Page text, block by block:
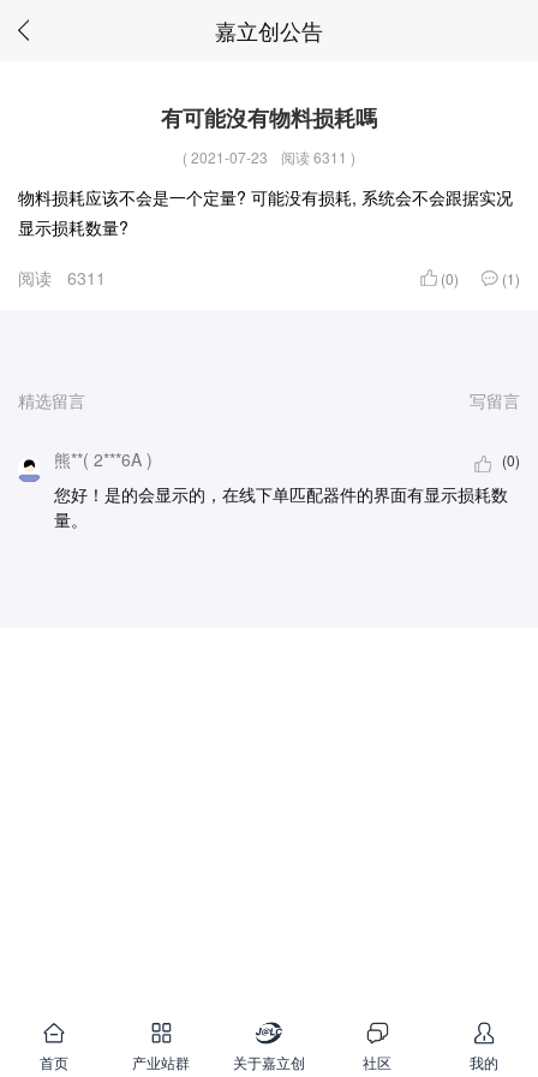
嘉立创公告
有可能沒有​物料损耗嗎
(2021-07-23 阅读 6311 )
物料损耗应该不会是一个定量? 可能没有损耗, 系统会不会跟据实况
显示损耗数量?
阅读 6311 (0) (1)
精选留言 写留言
熊**( 2***6A ) (0)
您好！是的会显示的，在线下单匹配器件的界面有显示损耗数
量。
首页 产业站群 关于嘉立创 社区 我的